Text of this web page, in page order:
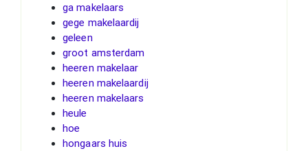
ga makelaars
gege makelaardij
geleen
groot amsterdam
heeren makelaar
heeren makelaardij
heeren makelaars
heule
hoe
hongaars huis